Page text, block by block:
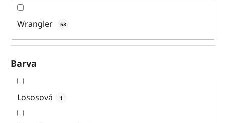
Wrangler 53
Barva
Lososová 1